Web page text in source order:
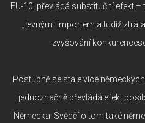
EU-10, převládá substituční efekt
„levným“ importem a tudíž
zvyšování
Postupně se stále více
jednoznačně převládá efekt
Německa. Svědčí o tom také